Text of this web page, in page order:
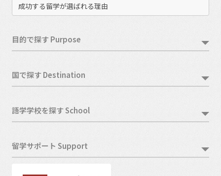
成功する留学が選ばれる理由
目的で探す Purpose
国で探す Destination
語学学校を探す School
留学サポート Support